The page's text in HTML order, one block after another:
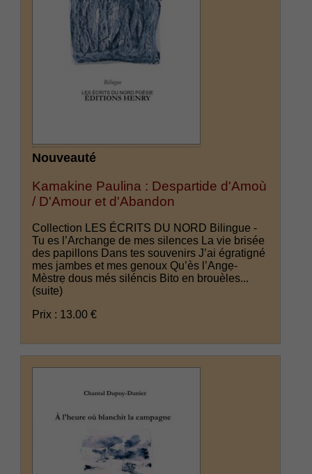
Nouveauté
Kamakine Paulina : Despartide d'Amoù
/ D'Amour et d'Abandon
Collection LES ÉCRITS DU NORD Bilingue -
Tu es l’Archange de mes silences La vie brisée
des papillons Dans tes souvenirs J’ai égratigné
mes jambes et mes genoux Qu’ès l’Angẹ-
Mèstrẹ dous més siléncis Bito en brouèles...
(suite)
Prix : 13.00 €